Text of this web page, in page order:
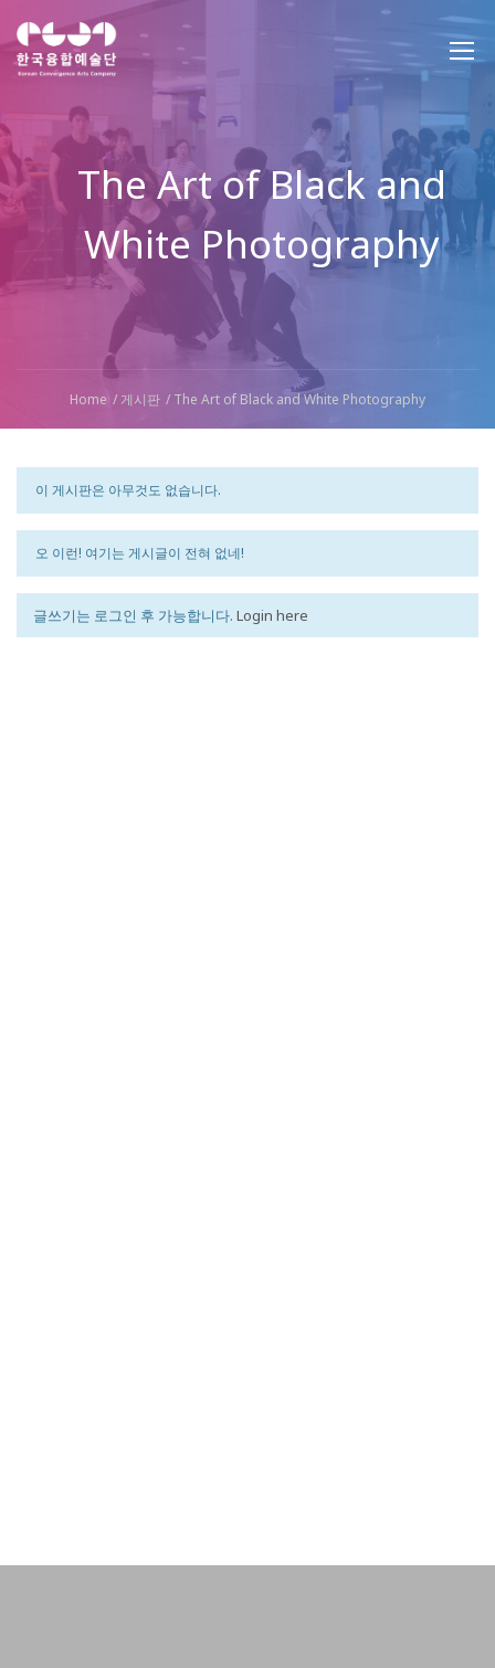
The Art of Black and
White Photography
Home 게시판 The Art of Black and White Photography
이 게시판은 아무것도 없습니다.
오 이런! 여기는 게시글이 전혀 없네!
글쓰기는 로그인 후 가능합니다. Login here